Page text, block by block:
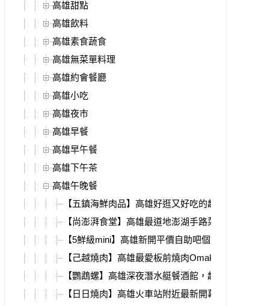
高雄甜點
高雄飲料
高雄素食蔬食
高雄無菜單料理
高雄約會餐廳
高雄小吃
高雄夜市
高雄早餐
高雄早午餐
高雄下午茶
高雄午晚餐
【五鎮海鮮肉品】高雄好逛又好吃的超市，活體海鮮
【尚澎湃食堂】高雄最道地澎湖手路菜，石鮔滷肉、
【5鮮級mini】高雄新開平價自助吧個人鍋，雙主餐
【己越燒肉】高雄最愛板前燒肉Omakase，全新燒肉
【鸚鵡螺】高雄深夜潛水艇餐酒館，超狂生日香檳塔
【日日燒肉】高雄火車站附近最新開幕，燒肉套餐、